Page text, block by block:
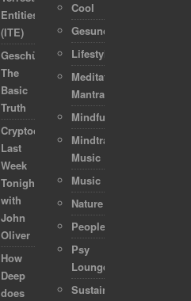
Entities
(ITE)
Geschützt:
The
Basic
Truth
Cryptocurrencies:
Last
Week
Tonight
with
John
Oliver
How
Deep
does
Cool
Gesundheit
Lifestyle
Meditation-
Mantra
Mindful
Mindtraveller
Music
Music
Nature
People
Psy
Lounge
Sustainability